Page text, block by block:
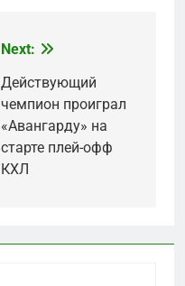
Next:
Действующий
чемпион проиграл
«Авангарду» на
старте плей-офф
КХЛ